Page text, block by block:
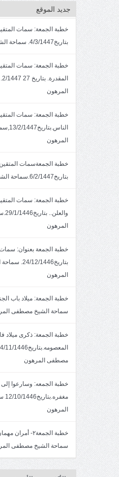
جديد الموقع
بتاريخ4/3/1447. سماحة الشيخ مصطفى المرهون
المرهون
المرهون
بتاريخ6/2/1447.سماحة الشيخ مصطفى المرهون
المرهون
بتاريخ24/12/
المرهون
سماحة الشيخ مصطفى
خطبة الجمعة: ذكرى ميلاد
مصطفى المرهون
خطبة الجمعه: وسارعوا إلى
المرهون
سماحة الشيخ مصطفى